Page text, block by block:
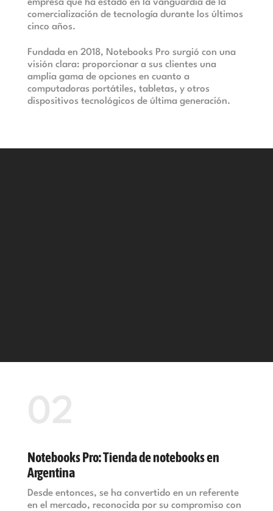
empresa que ha estado en la vanguardia de la
comercialización de tecnología durante los últimos
cinco años.
Fundada en 2018, Notebooks Pro surgió con una
visión clara: proporcionar a sus clientes una
amplia gama de opciones en cuanto a
computadoras portátiles, tabletas, y otros
dispositivos tecnológicos de última generación.
Notebooks Pro: Tienda de notebooks en
Argentina
Desde entonces, se ha convertido en un referente
en el mercado, reconocida por su compromiso con